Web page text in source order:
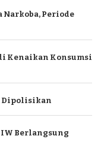
Narkoba, Periode
Kenaikan Konsumsi
Dipolisikan
Berlangsung